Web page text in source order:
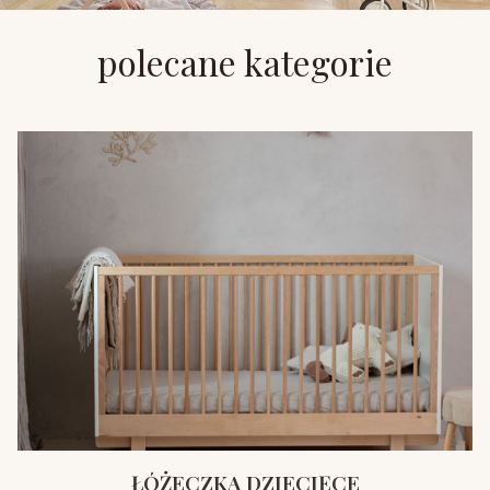
polecane kategorie
ŁÓŻECZKA DZIECIĘCE